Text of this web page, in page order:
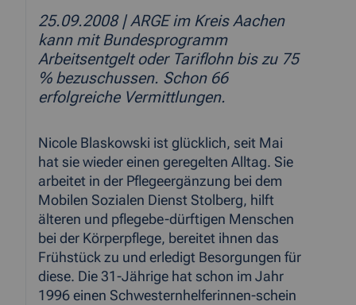
25.09.2008 | ARGE im Kreis Aachen
kann mit Bundesprogramm
Arbeitsentgelt oder Tariflohn bis zu 75
% bezuschussen. Schon 66
erfolgreiche Vermittlungen.
Nicole Blaskowski ist glücklich, seit Mai
hat sie wieder einen geregelten Alltag. Sie
arbeitet in der Pflegeergänzung bei dem
Mobilen Sozialen Dienst Stolberg, hilft
älteren und pflegebe-dürftigen Menschen
bei der Körperpflege, bereitet ihnen das
Frühstück zu und erledigt Besorgungen für
diese. Die 31-Jährige hat schon im Jahr
1996 einen Schwesternhelferinnen-schein